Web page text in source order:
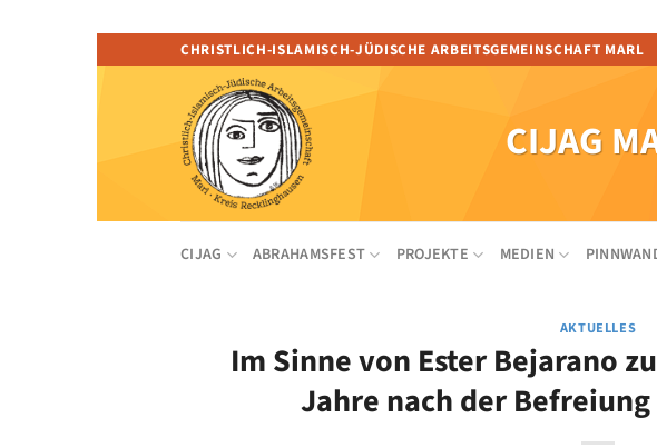
CHRISTLICH-ISLAMISCH-JÜDISCHE ARBEITSGEMEINSCHAFT MARL
CIJAG
CIJAG ABRAHAMSFEST PROJEKTE MEDIEN
AKTUELLES
Im Sinne von Ester Bejarano
Jahre nach der